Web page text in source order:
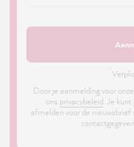
Door je aanmelding voor
ons privacybeleid. Je
afmelden voor de